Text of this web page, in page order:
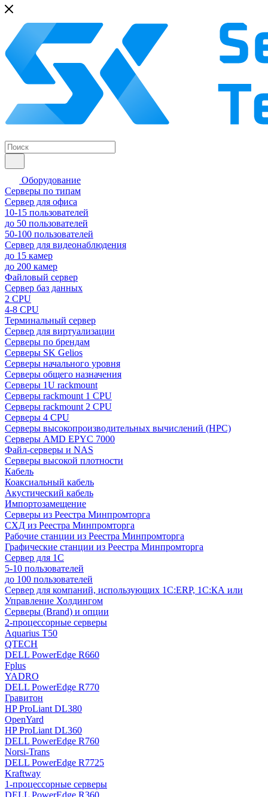
Оборудование
Серверы по типам
Сервер для офиса
10-15 пользователей
до 50 пользователей
50-100 пользователей
Сервер для видеонаблюдения
до 15 камер
до 200 камер
Файловый сервер
Сервер баз данных
2 CPU
4-8 CPU
Терминальный сервер
Сервер для виртуализации
Серверы по брендам
Серверы SK Gelios
Серверы начального уровня
Серверы общего назначения
Серверы 1U rackmount
Серверы rackmount 1 CPU
Серверы rackmount 2 CPU
Серверы 4 CPU
Серверы высокопроизводительных вычислений (HPC)
Серверы AMD EPYC 7000
Файл-серверы и NAS
Серверы высокой плотности
Кабель
Коаксиальный кабель
Акустический кабель
Импортозамещение
Серверы из Реестра Минпромторга
СХД из Реестра Минпромторга
Рабочие станции из Реестра Минпромторга
Графические станции из Реестра Минпромторга
Сервер для 1С
5-10 пользователей
до 100 пользователей
Сервер для компаний, использующих 1C:ERP, 1С:КА или
Управление Холдингом
Серверы (Brand) и опции
2-процессорные серверы
Aquarius T50
QTECH
DELL PowerEdge R660
Fplus
YADRO
DELL PowerEdge R770
Гравитон
HP ProLiant DL380
OpenYard
HP ProLiant DL360
DELL PowerEdge R760
Norsi-Trans
DELL PowerEdge R7725
Kraftway
1-процессорные серверы
DELL PowerEdge R360